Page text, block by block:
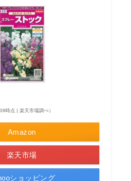
時点 | 楽天市場調べ）
Amazon
楽天市場
ショッピング